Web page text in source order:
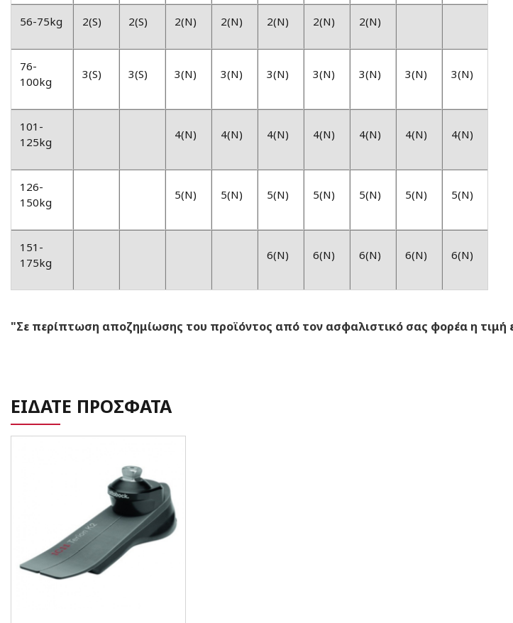
56-75kg 2(S) 2(S) 2(N) 2(N) 2(N) 2(N) 2(N)
76-
100kg
3(S) 3(S) 3(N) 3(N) 3(N) 3(N) 3(N) 3(N) 3(N)
101-
125kg
4(N) 4(N) 4(N) 4(N) 4(N) 4(N) 4(N)
126-
150kg
5(N) 5(N) 5(N) 5(N) 5(N) 5(N) 5(N)
151-
175kg
6(N) 6(N) 6(N) 6(N) 6(N)
"Σε περίπτωση αποζημίωσης του προϊόντος από τον ασφαλιστικό σας φορέα η τιμή
ΕΙΔΑΤΕ ΠΡΟΣΦΑΤΑ